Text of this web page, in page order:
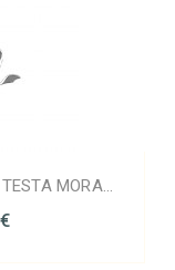
MORA...